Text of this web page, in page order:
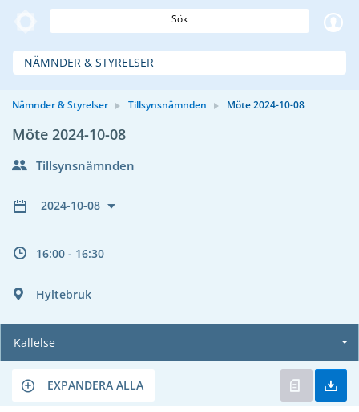
Sök
NÄMNDER & STYRELSER
Nämnder & Styrelser Tillsynsnämnden Möte 2024-10-08
Möte 2024-10-08
Tillsynsnämnden
2024-10-08
16:00 - 16:30
Hyltebruk
Kallelse
EXPANDERA ALLA